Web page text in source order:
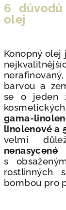
6
olej
Konopný olej
barvou a
se o jeden
gama-
linolenové a
velmi
s
rostlinných
bombou pro